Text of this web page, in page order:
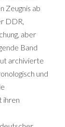
Zeugnis ab
DDR,
aber
Band
archivierte
und
ihren